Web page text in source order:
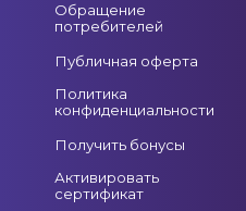
Обращение
потребителей
Публичная оферта
Политика
конфиденциальности
Получить бонусы
Активировать
сертификат